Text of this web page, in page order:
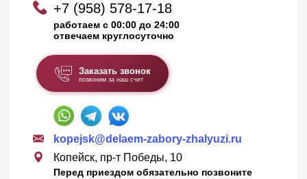
+7 (958) 578-17-18
работаем с 00:00 до 24:00
отвечаем круглосуточно
Заказать звонок
позвоним за наш счет
kopejsk@delaem-zabory-zhalyuzi.ru
Копейск, пр-т Победы, 10
Перед приездом обязательно позвоните